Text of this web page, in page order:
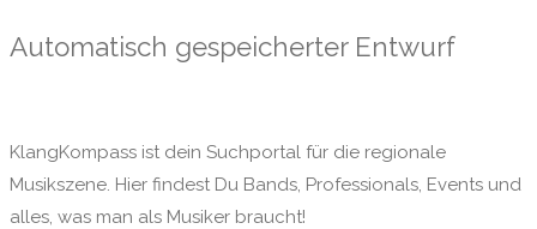
Automatisch gespeicherter Entwurf
KlangKompass ist dein Suchportal für die regionale
Musikszene. Hier findest Du Bands, Professionals, Events und
alles, was man als Musiker braucht!